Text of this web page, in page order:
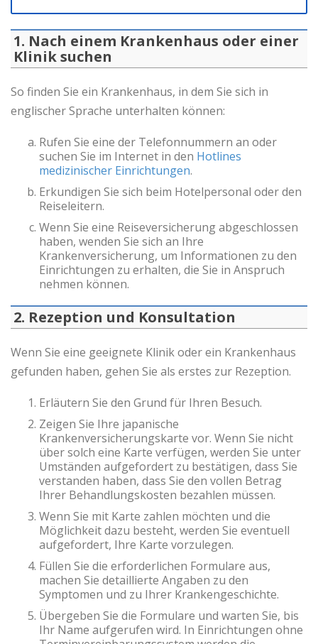
1. Nach einem Krankenhaus oder einer
Klinik suchen
So finden Sie ein Krankenhaus, in dem Sie sich in
englischer Sprache unterhalten können:
Rufen Sie eine der Telefonnummern an oder
suchen Sie im Internet in den Hotlines
medizinischer Einrichtungen.
Erkundigen Sie sich beim Hotelpersonal oder den
Reiseleitern.
Wenn Sie eine Reiseversicherung abgeschlossen
haben, wenden Sie sich an Ihre
Krankenversicherung, um Informationen zu den
Einrichtungen zu erhalten, die Sie in Anspruch
nehmen können.
2. Rezeption und Konsultation
Wenn Sie eine geeignete Klinik oder ein Krankenhaus
gefunden haben, gehen Sie als erstes zur Rezeption.
Erläutern Sie den Grund für Ihren Besuch.
Zeigen Sie Ihre japanische
Krankenversicherungskarte vor. Wenn Sie nicht
über solch eine Karte verfügen, werden Sie unter
Umständen aufgefordert zu bestätigen, dass Sie
verstanden haben, dass Sie den vollen Betrag
Ihrer Behandlungskosten bezahlen müssen.
Wenn Sie mit Karte zahlen möchten und die
Möglichkeit dazu besteht, werden Sie eventuell
aufgefordert, Ihre Karte vorzulegen.
Füllen Sie die erforderlichen Formulare aus,
machen Sie detaillierte Angaben zu den
Symptomen und zu Ihrer Krankengeschichte.
Übergeben Sie die Formulare und warten Sie, bis
Ihr Name aufgerufen wird. In Einrichtungen ohne